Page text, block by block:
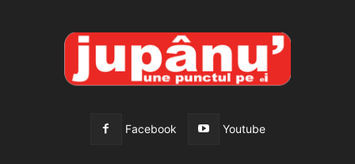
Facebook Youtube